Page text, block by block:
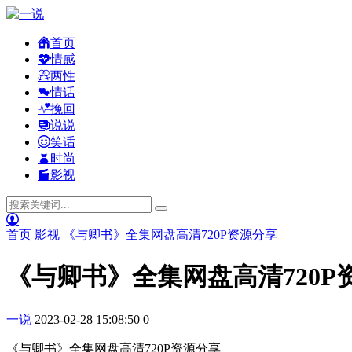
首页
情感
两性
情话
挽回
说说
笑话
时尚
影视
首页 影视 《与卿书》全集网盘高清720P资源分享
《与卿书》全集网盘高清720P
一说 2023-02-28 15:08:50 0
《与卿书》全集网盘高清720P资源分享